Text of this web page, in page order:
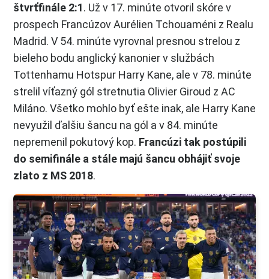
štvrťfinále 2:1. Už v 17. minúte otvoril skóre v
prospech Francúzov Aurélien Tchouaméni z Realu
Madrid. V 54. minúte vyrovnal presnou strelou z
bieleho bodu anglický kanonier v službách
Tottenhamu Hotspur Harry Kane, ale v 78. minúte
strelil víťazný gól stretnutia Olivier Giroud z AC
Miláno. Všetko mohlo byť ešte inak, ale Harry Kane
nevyužil ďalšiu šancu na gól a v 84. minúte
nepremenil pokutový kop. Francúzi tak postúpili
do semifinále a stále majú šancu obhájiť svoje
zlato z MS 2018.